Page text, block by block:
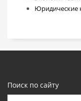
Юридические
Поиск по сайту